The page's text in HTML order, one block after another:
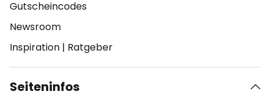
Gutscheincodes
Newsroom
Inspiration | Ratgeber
Seiteninfos